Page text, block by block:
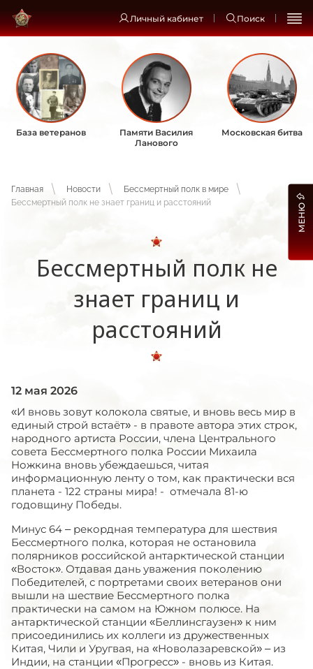
Личный кабинет Поиск
База ветеранов
Памяти Василия
Ланового
Московская битва
Главная Новости
Бессмертный полк в мире
Бессмертный полк не знает границ и расстояний
Бессмертный полк не
знает границ и
расстояний
12 мая 2026
«И вновь зовут колокола святые, и вновь весь мир в
единый строй встаёт» - в правоте автора этих строк,
народного артиста России, члена Центрального
совета Бессмертного полка России Михаила
Ножкина вновь убеждаешься, читая
информационную ленту о том, как практически вся
планета - 122 страны мира! - отмечала 81-ю
годовщину Победы.
Минус 64 – рекордная температура для шествия
Бессмертного полка, которая не остановила
полярников российской антарктической станции
«Восток». Отдавая дань уважения поколению
Победителей, с портретами своих ветеранов они
вышли на шествие Бессмертного полка
практически на самом на Южном полюсе. На
антарктической станции «Беллинсгаузен» к ним
присоединились их коллеги из дружественных
Китая, Чили и Уругвая, на «Новолазаревской» – из
Индии, на станции «Прогресс» - вновь из Китая.
МЕНЮ